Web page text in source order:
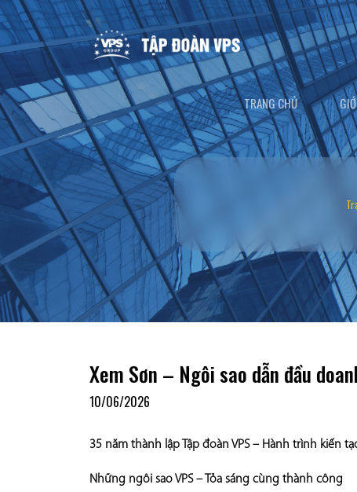
TRANG CHỦ
Xem Sơn – Ngôi sao dẫn đầu
10/06/2026
35 năm thành lập Tập đoàn VPS – Hành trình kiến
Những ngôi sao VPS – Tỏa sáng cùng thành công